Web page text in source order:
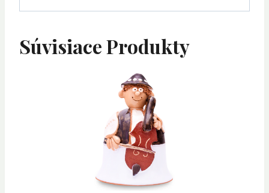
Súvisiace Produkty